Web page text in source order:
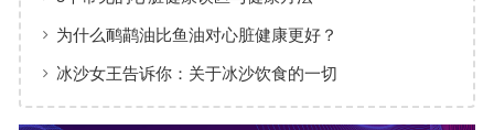
为什么鸸鹋油比鱼油对心脏健康更好？
冰沙女王告诉你：关于冰沙饮食的一切